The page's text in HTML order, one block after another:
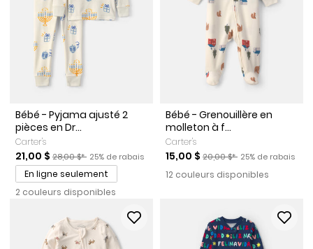
Bébé - Pyjama ajusté 2
pièces en Dr...
Carter's
Prix de solde
21,00 $ Prix ​​de détail suggéré par le fabricant
28,00 $* Pourcentage de rabais
25% de rabais
En ligne seulement
2 couleurs disponibles
Bébé - Grenouillère en
molleton à f...
Carter's
Prix de solde
15,00 $ Prix ​​de détail suggéré par
20,00 $* Pourcentage de
25% de rabais
12 couleurs disponibles